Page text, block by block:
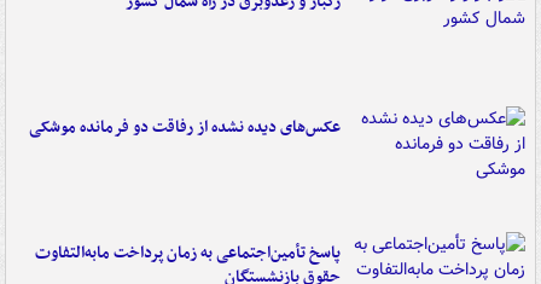
عکس‌های دیده نشده از رفاقت دو فرمانده‌ موشکی
پاسخ تأمین‌اجتماعی به زمان پرداخت مابه‌التفاوت
حقوق بازنشستگان